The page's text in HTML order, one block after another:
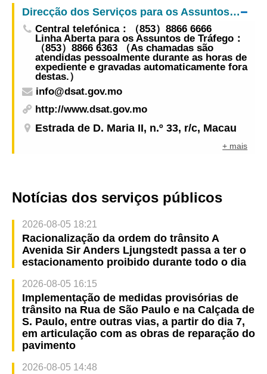
Direcção dos Serviços para os Assuntos de Tráfego
Central telefónica：（853）8866 6666
Linha Aberta para os Assuntos de Tráfego：
（853）8866 6363 （As chamadas são
atendidas pessoalmente durante as horas de
expediente e gravadas automaticamente fora
destas.）
info@dsat.gov.mo
http://www.dsat.gov.mo
Estrada de D. Maria II, n.º 33, r/c, Macau
+ mais
Notícias dos serviços públicos
2026-08-05 18:21
Racionalização da ordem do trânsito A
Avenida Sir Anders Ljungstedt passa a ter o
estacionamento proibido durante todo o dia
2026-08-05 16:15
Implementação de medidas provisórias de
trânsito na Rua de São Paulo e na Calçada de
S. Paulo, entre outras vias, a partir do dia 7,
em articulação com as obras de reparação do
pavimento
2026-08-05 14:48